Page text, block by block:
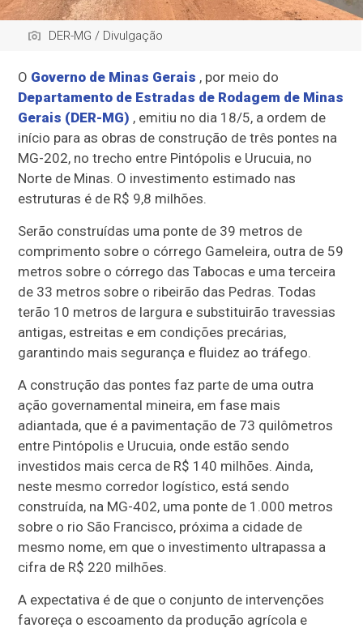
DER-MG / Divulgação
O Governo de Minas Gerais , por meio do
Departamento de Estradas de Rodagem de Minas
Gerais (DER-MG) , emitiu no dia 18/5, a ordem de
início para as obras de construção de três pontes na
MG-202, no trecho entre Pintópolis e Urucuia, no
Norte de Minas. O investimento estimado nas
estruturas é de R$ 9,8 milhões.
Serão construídas uma ponte de 39 metros de
comprimento sobre o córrego Gameleira, outra de 59
metros sobre o córrego das Tabocas e uma terceira
de 33 metros sobre o ribeirão das Pedras. Todas
terão 10 metros de largura e substituirão travessias
antigas, estreitas e em condições precárias,
garantindo mais segurança e fluidez ao tráfego.
A construção das pontes faz parte de uma outra
ação governamental mineira, em fase mais
adiantada, que é a pavimentação de 73 quilômetros
entre Pintópolis e Urucuia, onde estão sendo
investidos mais cerca de R$ 140 milhões. Ainda,
neste mesmo corredor logístico, está sendo
construída, na MG-402, uma ponte de 1.000 metros
sobre o rio São Francisco, próxima a cidade de
mesmo nome, em que o investimento ultrapassa a
cifra de R$ 220 milhões.
A expectativa é de que o conjunto de intervenções
favoreça o escoamento da produção agrícola e